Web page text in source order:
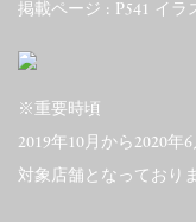
掲載ページ : P541 イラ
※重要時頃
2019年10月から2020年
対象店舗となっており